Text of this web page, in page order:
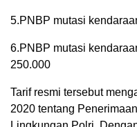
5.PNBP mutasi
6.PNBP mutasi
250.000
Tarif resmi tersebut
2020 tentang